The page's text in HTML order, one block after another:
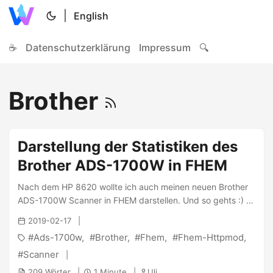
English
☕ Datenschutzerklärung Impressum 🔍
Brother
Darstellung der Statistiken des
Brother ADS-1700W in FHEM
Nach dem HP 8620 wollte ich auch meinen neuen Brother
ADS-1700W Scanner in FHEM darstellen. Und so gehts :) 1
2 3 4 5 6 7 8 9 10 11 12 13 14 15 16 17 18 19 20 21 22 23
24 25 26 27 28 29 30 31 32 defmod
BUE_ADS1700W_STATUS HTTPMOD
http://ads1700w/ft/gen_maintenance 3600 attr
BUE_ADS1700W_STATUS userattr reading01Name
2019-02-17
Ads-1700w Brother Fhem
Fhem-Httpmod
Scanner